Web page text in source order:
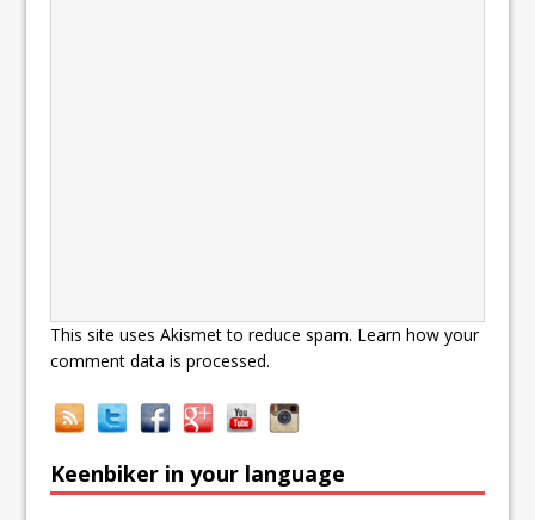
This site uses Akismet to reduce spam. Learn how your
comment data is processed.
Keenbiker in your language